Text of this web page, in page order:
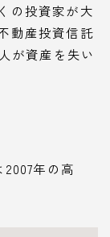
の投資家が大
動産投資信託
が資産を失い
年の高